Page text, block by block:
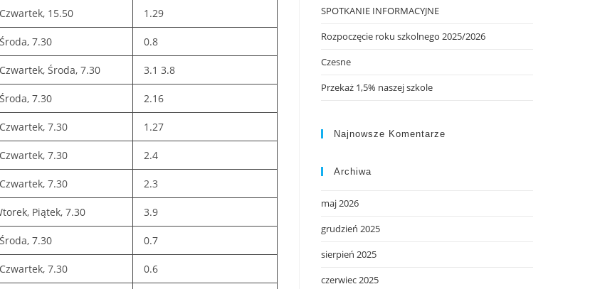
Czwartek, 15.50 1.29
Środa, 7.30 0.8
Czwartek, Środa, 7.30 3.1 3.8
Środa, 7.30 2.16
Czwartek, 7.30 1.27
Czwartek, 7.30 2.4
Czwartek, 7.30 2.3
Piątek, 7.30 3.9
Środa, 7.30 0.7
Czwartek, 7.30 0.6
SPOTKANIE INFORMACYJNE
Rozpoczęcie roku szkolnego 2025/2026
Czesne
Przekaż 1,5% naszej szkole
Najnowsze Komentarze
Archiwa
maj 2026
grudzień 2025
sierpień 2025
czerwiec 2025